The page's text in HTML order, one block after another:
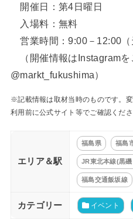
開催日：第4日曜日
入場料：無料
営業時間：9:00－12:00（
（開催情報はInstagramを
@markt_fukushima）
※記載情報は取材当時のものです。
利用前に公式サイト等でご確認くださ
エリア＆駅
福島県 福島
JR東北本線(黒
福島交通飯坂線
カテゴリー イベント